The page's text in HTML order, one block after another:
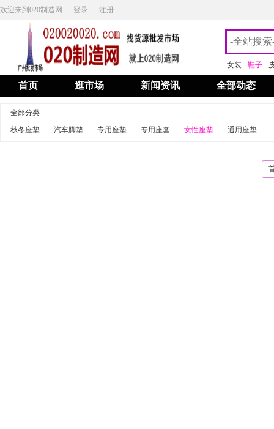
欢迎来到020制造网 登录 注册
女装 鞋子
首页 逛市场 新闻资讯 全部动态
全部分类
秋冬座垫
汽车脚垫 专用座垫 专用座套 女性座垫 通用座垫